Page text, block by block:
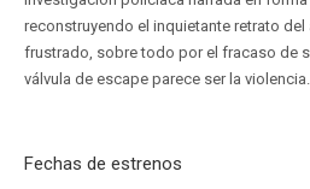
reconstruyendo el inquietante retrato
frustrado, sobre todo por el fracaso de
válvula de escape parece ser la violencia.
Fechas de estrenos